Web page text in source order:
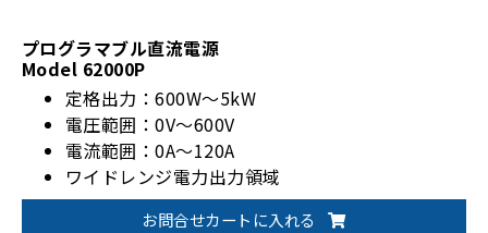
プログラマブル直流電源
Model 62000P
定格出力：600W～5kW
電圧範囲：0V～600V
電流範囲：0A～120A
ワイドレンジ電力出力領域
マスタースレーブ運転（直列5台または並列5台）
お問合せカートに入れる